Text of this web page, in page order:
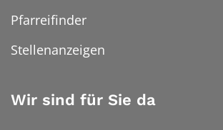
Pfarreifinder
Stellenanzeigen
Wir sind für Sie da